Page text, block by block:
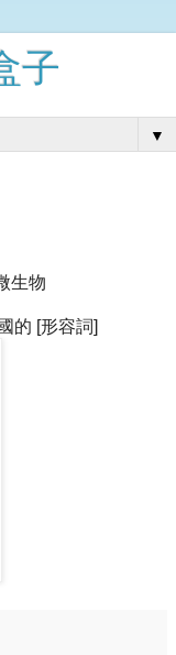
子
▼
生物
的 [形容詞]